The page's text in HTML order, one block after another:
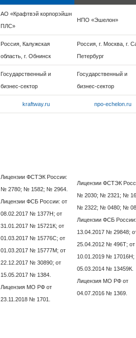
АО «Крафтвэй корпорэйшн
ПЛС»
НПО «Эшелон»
Россия, Калужская
область, г. Обнинск
Россия, г. Москва, г.
Петербург
Государственный и
бизнес-сектор
Государственный и
бизнес-сектор
kraftway.ru npo-echelon.ru
Лицензии ФСТЭК России:
№ 2780; № 1582; № 2964.
Лицензии ФСБ России: от
08.02.2017 № 1377Н; от
31.01.2017 № 15721К; от
01.03.2017 № 15776С; от
01.03.2017 № 15777М; от
22.12.2017 № 30890; от
15.05.2017 № 1384.
Лицензия МО РФ от
23.11.2018 № 1701.
Лицензии ФСТЭК
№ 2030; № 2321; №
№ 2322; № 0480; №
Лицензии ФСБ
13.04.2017 № 29848;
25.04.2012 № 496Т; от
10.01.2019 № 17016Н;
05.03.2014 № 13459К.
Лицензия МО РФ от
04.07.2016 № 1369.